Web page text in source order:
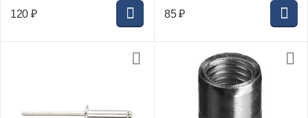
120 ₽ 85 ₽